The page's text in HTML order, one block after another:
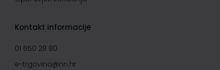
Kontakt informacije
01 650 28 80
e-trgovina@nn.hr